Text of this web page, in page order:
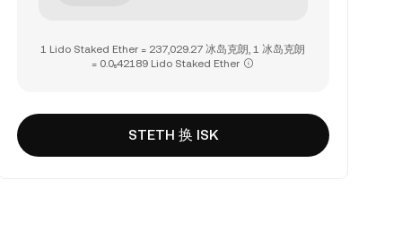
1 Lido Staked Ether = 237,029.27 冰岛克朗, 1 冰岛克朗
= 0.0₅42189 Lido Staked Ether
STETH 换 ISK